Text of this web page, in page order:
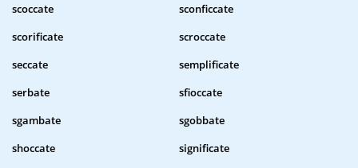
scoccate
sconficcate
scorificate
scroccate
seccate
semplificate
serbate
sfioccate
sgambate
sgobbate
shoccate
significate